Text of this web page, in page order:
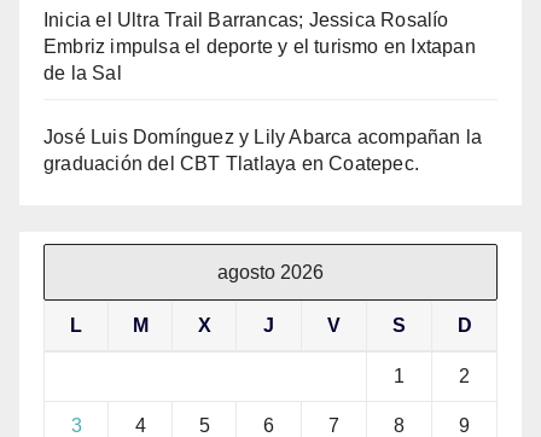
Inicia el Ultra Trail Barrancas; Jessica Rosalío
Embriz impulsa el deporte y el turismo en Ixtapan
de la Sal
José Luis Domínguez y Lily Abarca acompañan la
graduación del CBT Tlatlaya en Coatepec.
agosto 2026
L M X J V S D
1 2
3 4 5 6 7 8 9